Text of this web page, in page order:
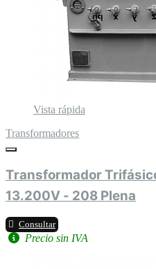
Vista rápida
Transformadores
Transformador
13.200V - 208 Plena
Consultar
Precio sin IVA